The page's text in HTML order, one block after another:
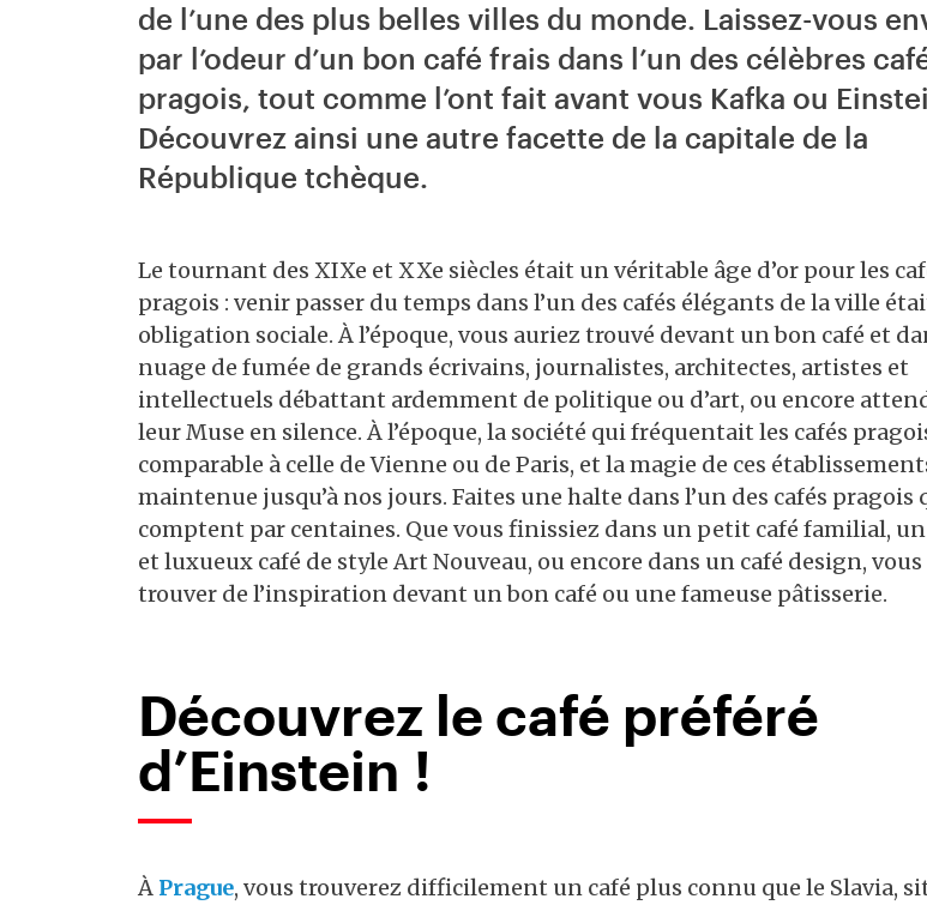
de l’une des plus belles villes du monde. Laissez-vous
par l’odeur d’un bon café frais dans l’un des célèbres
pragois, tout comme l’ont fait avant vous Kafka ou
Découvrez ainsi une autre facette de la capitale de la
République tchèque.
Le tournant des XIXe et XXe siècles était un véritable âge d’or pour les
pragois : venir passer du temps dans l’un des cafés élégants de la ville
obligation sociale. À l’époque, vous auriez trouvé devant un bon café et
nuage de fumée de grands écrivains, journalistes, architectes, artistes et
intellectuels débattant ardemment de politique ou d’art, ou encore
leur Muse en silence. À l’époque, la société qui fréquentait les cafés
comparable à celle de Vienne ou de Paris, et la magie de ces
maintenue jusqu’à nos jours. Faites une halte dans l’un des cafés pragois
comptent par centaines. Que vous finissiez dans un petit café familial,
et luxueux café de style Art Nouveau, ou encore dans un café design,
trouver de l’inspiration devant un bon café ou une fameuse pâtisserie.
Découvrez le café préféré
d’Einstein !
À Prague, vous trouverez difficilement un café plus connu que le Slavia,